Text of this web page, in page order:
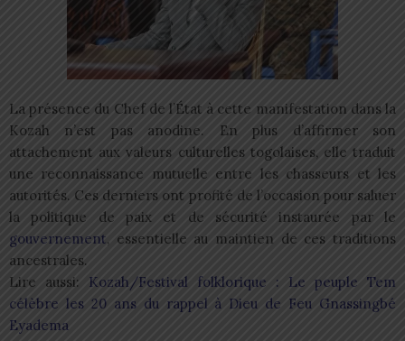
La présence du Chef de l’État à cette manifestation dans la
Kozah n’est pas anodine. En plus d’affirmer son
attachement aux valeurs culturelles togolaises, elle traduit
une reconnaissance mutuelle entre les chasseurs et les
autorités. Ces derniers ont profité de l’occasion pour saluer
la politique de paix et de sécurité instaurée par le
gouvernement, essentielle au maintien de ces traditions
ancestrales.
Lire aussi: Kozah/Festival folklorique : Le peuple Tem
célèbre les 20 ans du rappel à Dieu de Feu Gnassingbé
Eyadema